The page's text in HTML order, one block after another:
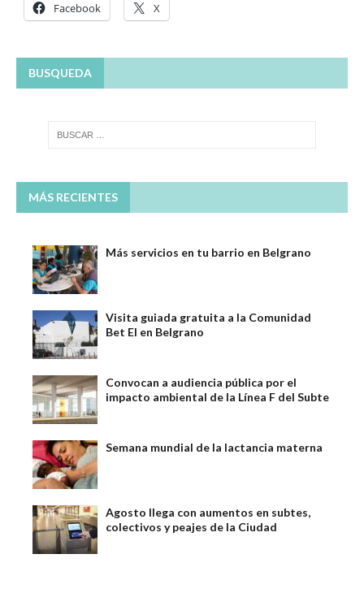
Facebook X
BUSQUEDA
MÁS RECIENTES
Más servicios en tu barrio en Belgrano
Visita guiada gratuita a la Comunidad
Bet El en Belgrano
Convocan a audiencia pública por el
impacto ambiental de la Línea F del Subte
Semana mundial de la lactancia materna
Agosto llega con aumentos en subtes,
colectivos y peajes de la Ciudad